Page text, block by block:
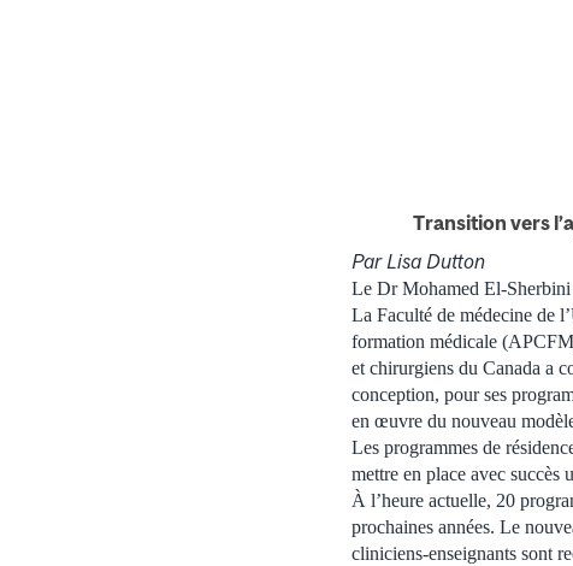
Transition vers
Par Lisa Dutton
Le Dr Mohamed El-Sherbini
La Faculté de médecine de
formation médicale
et chirurgiens du Canada a
conception, pour ses
en œuvre du nouveau
Les programmes de
mettre en place avec succès
À l’heure actuelle, 20
prochaines années. Le
cliniciens-enseignants sont